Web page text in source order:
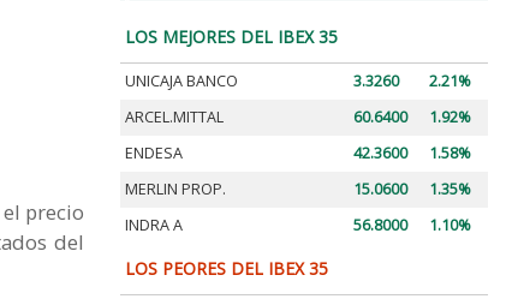
precio
del
LOS MEJORES DEL IBEX 35
UNICAJA BANCO 3.3260
2.21%
ARCEL.MITTAL
60.6400
1.92%
ENDESA
42.3600
1.58%
MERLIN PROP.
15.0600
1.35%
INDRA A
56.8000 1.10%
LOS PEORES DEL IBEX 35